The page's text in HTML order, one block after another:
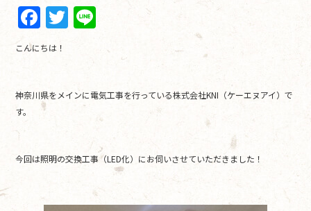
F
a
c
e
b
o
k
T
w
er
e
こんにちは！
神奈川県をメインに電気工事を行っている株式会社KNI（ケーエヌアイ）で
す。
今回は照明の交換工事（LED化）にお伺いさせていただきました！